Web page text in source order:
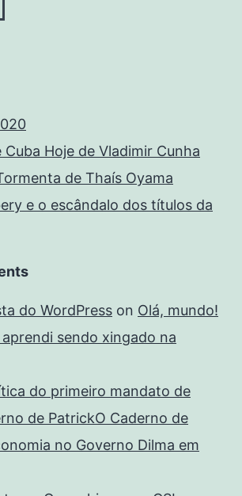
Hoje de Vladimir Cunha
de Thaís Oyama
e o escândalo dos títulos da
do WordPress on Olá, mundo!
aprendi sendo xingado na
do primeiro mandato de
de PatrickO Caderno de
no Governo Dilma em